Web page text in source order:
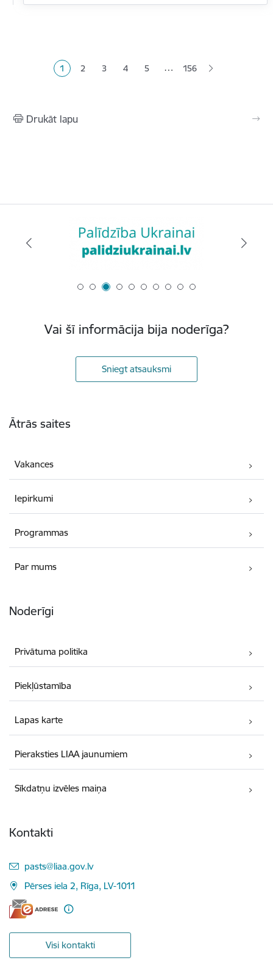
Pašreizējā lapa
1 Lapa
2 Lapa
3 Lapa
4 Lapa
5 … 156
Drukāt lapu
Vai šī informācija bija noderīga?
Sniegt atsauksmi
Ātrās saites
Vakances
Iepirkumi
Programmas
Par mums
Noderīgi
Privātuma politika
Piekļūstamība
Lapas karte
Pieraksties LIAA jaunumiem
Sīkdatņu izvēles maiņa
Kontakti
E-pasts:
pasts@liaa.gov.lv
Pērses iela 2, Rīga, LV-1011
Visi kontakti